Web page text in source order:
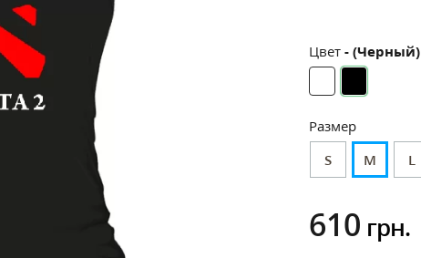
Цвет - (Черный)
Размер
S
M L
610 грн.